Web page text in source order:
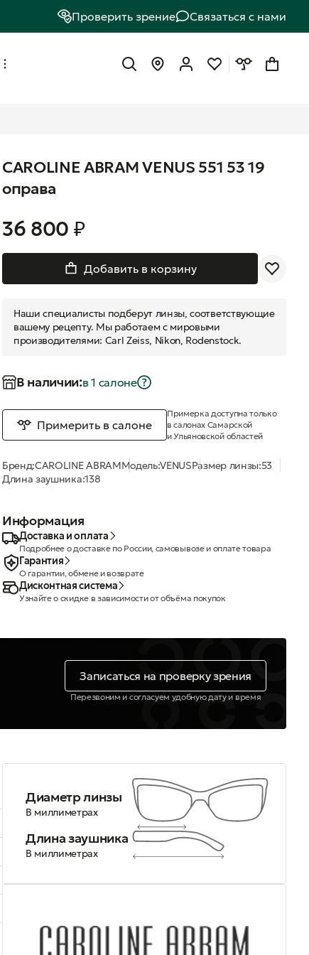
Проверить зрение Связаться с нами
CAROLINE ABRAM VENUS 551 53 19
оправа
36 800 ₽
Добавить в корзину
Наши специалисты подберут линзы, соответствующие
вашему рецепту. Мы работаем с мировыми
производителями: Carl Zeiss, Nikon, Rodenstock.
В наличии:в 1 салонe
Примерить в салоне
Примерка доступна только
в салонах Самарской
и Ульяновской областей
Бренд:CAROLINE ABRAMМодель:VENUSРазмер линзы:53
Длина заушника:138
Информация
Доставка и оплата
Подробнее о доставке по России, самовывозе и оплате товара
Гарантия
О гарантии, обмене и возврате
Дисконтная система
Узнайте о скидке в зависимости от объёма покупок
Записаться на проверку зрения
Перезвоним и согласуем удобную дату и время
Диаметр линзы
В миллиметрах
Длина заушника
В миллиметрах